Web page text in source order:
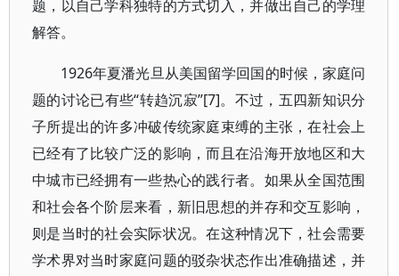
题，以自己学科独特的方式切入，并做出自己的学理
解答。
1926年夏潘光旦从美国留学回国的时候，家庭问
题的讨论已有些“转趋沉寂”[7]。不过，五四新知识分
子所提出的许多冲破传统家庭束缚的主张，在社会上
已经有了比较广泛的影响，而且在沿海开放地区和大
中城市已经拥有一些热心的践行者。如果从全国范围
和社会各个阶层来看，新旧思想的并存和交互影响，
则是当时的社会实际状况。在这种情况下，社会需要
学术界对当时家庭问题的驳杂状态作出准确描述，并